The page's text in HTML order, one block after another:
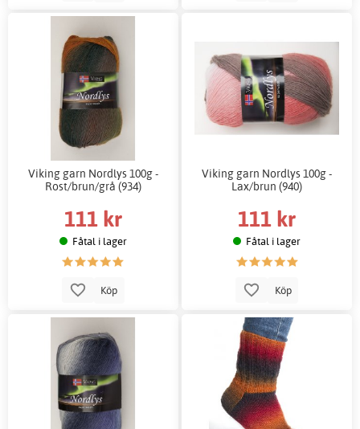
Viking garn Nordlys 100g -
Rost/brun/grå (934)
111 kr
Fåtal i lager
Köp
Viking garn Nordlys 100g -
Lax/brun (940)
111 kr
Fåtal i lager
Köp